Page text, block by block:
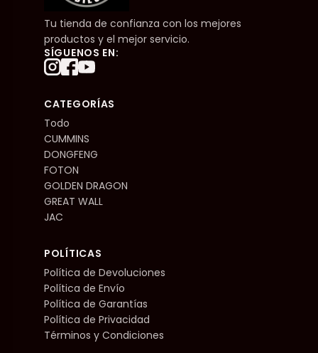
Tu tienda de confianza con los mejores
productos y el mejor servicio.
SÍGUENOS EN:
CATEGORÍAS
Todo
CUMMINS
DONGFENG
FOTON
GOLDEN DRAGON
GREAT WALL
JAC
POLÍTICAS
Política de Devoluciones
Política de Envío
Política de Garantías
Política de Privacidad
Términos y Condiciones